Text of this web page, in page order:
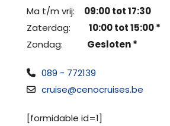
Ma t/m vrij: 09:00 tot 17:30
Zaterdag: 10:00 tot 15:00 *
Zondag: Gesloten *
089 - 772139
cruise@cenocruises.be
[formidable id=1]